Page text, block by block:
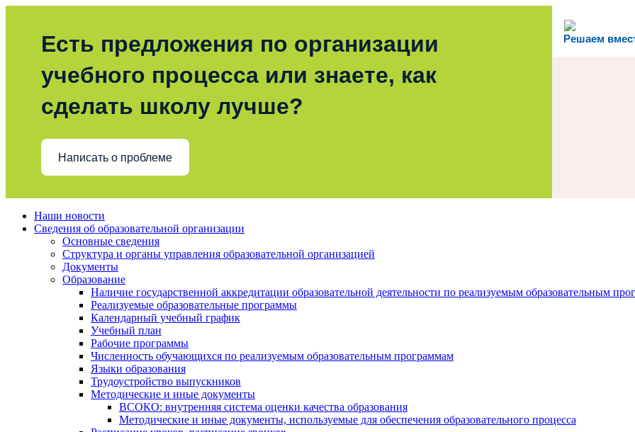
Решаем
Есть предложения по организации
учебного процесса или знаете, как
сделать школу лучше?
Написать о проблеме
Наши новости
Сведения об образовательной организации
Основные сведения
Структура и органы управления образовательной организацией
Документы
Образование
Наличие государственной аккредитации образовательной деятельности по реализуемым образовательным
Реализуемые образовательные программы
Календарный учебный график
Учебный план
Рабочие программы
Численность обучающихся по реализуемым образовательным программам
Языки образования
Трудоустройство выпускников
Методические и иные документы
ВСОКО: внутренняя система оценки качества образования
Методические и иные документы, используемые для обеспечения образовательного процесса